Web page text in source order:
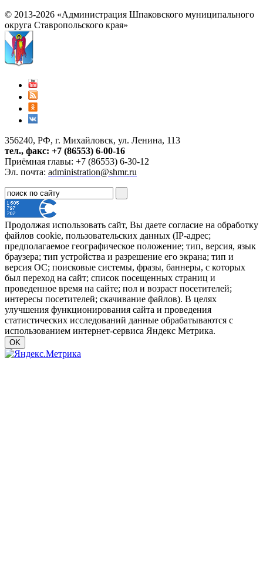
© 2013-2026 «Администрация Шпаковского муниципального
округа Ставропольского края»
356240, РФ, г. Михайловск, ул. Ленина, 113
тел., факс: +7 (86553) 6-00-16
Приёмная главы: +7 (86553) 6-30-12
Эл. почта: administration@shmr.ru
Продолжая использовать сайт, Вы даете согласие на обработку
файлов cookie, пользовательских данных (IP-адрес;
предполагаемое географическое положение; тип, версия, язык
браузера; тип устройства и разрешение его экрана; тип и
версия ОС; поисковые системы, фразы, баннеры, с которых
был переход на сайт; список посещенных страниц и
проведенное время на сайте; пол и возраст посетителей;
интересы посетителей; скачивание файлов). В целях
улучшения функционирования сайта и проведения
статистических исследований данные обрабатываются с
использованием интернет-сервиса Яндекс Метрика.
OK